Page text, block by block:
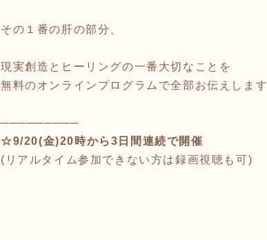
その１番の肝の部分、
現実創造とヒーリングの一番大切なことを
無料のオンラインプログラムで全部お伝えします
─────────
☆9/20(金)20時から3日間連続で開催
(リアルタイム参加できない方は録画視聴も可)